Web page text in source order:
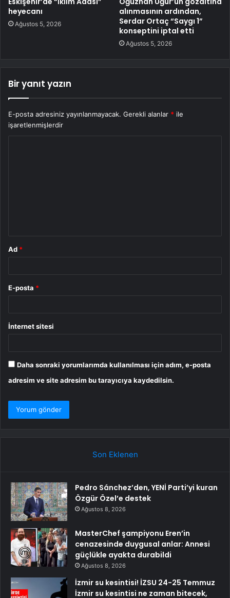
heyecanı
Ağustos 5, 2026
alınmasının ardından,
Serdar Ortaç “Saygı 1”
konseptini iptal etti
Ağustos 5, 2026
Bir yanıt yazın
E-posta adresiniz yayınlanmayacak. Gerekli alanlar * ile
işaretlenmişlerdir
Ad *
E-posta *
İnternet sitesi
Daha sonraki yorumlarımda kullanılması için adım, e-posta
adresim ve site adresim bu tarayıcıya kaydedilsin.
Son Eklenen
Pedro Sánchez’den, YENİ Parti’yi kuran
Özgür Özel’e destek
Ağustos 8, 2026
MasterChef şampiyonu Eren’in
cenazesinde duygusal anlar: Annesi
güçlükle ayakta durabildi
Ağustos 8, 2026
İzmir su kesintisi! İZSU 24-25 Temmuz
İzmir su kesintisi ne zaman bitecek,